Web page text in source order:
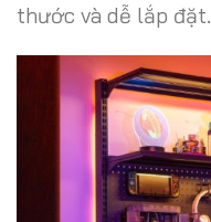
thước và dễ lắp đặt.